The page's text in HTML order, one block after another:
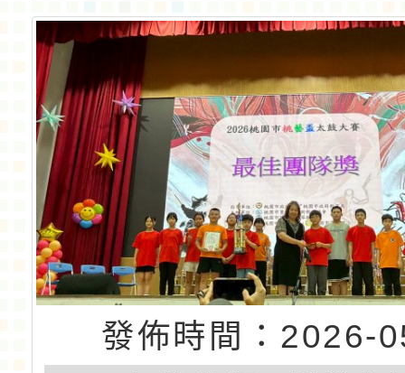
發佈時間：2026-